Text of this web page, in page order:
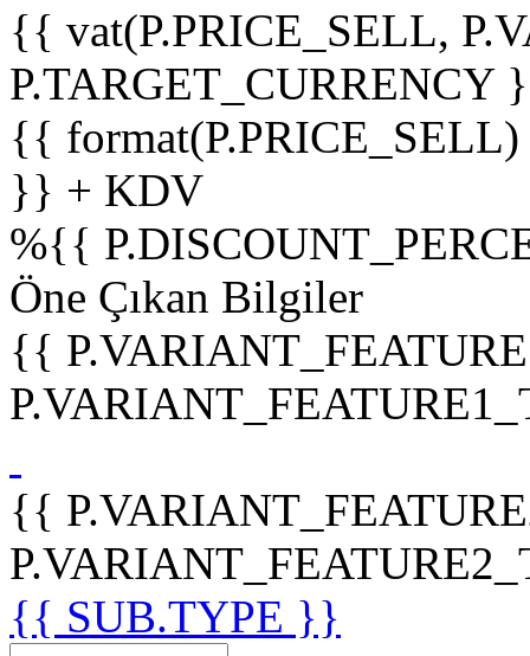
{{ vat(P.PRICE_SELL,
P.TARGET_CURRENCY
{{
}} + KDV
%{{
Öne Çıkan Bilgiler
{{
{{
{{ SUB.TYPE }}